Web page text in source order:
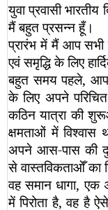
युवा प्रवासी
मैं बहुत प्रसन्न हूँ।
प्रारंभ में मैं आप सभी
एवं समृद्धि के लिए
बहुत समय पहले,
के लिए अपने
कठिन यात्रा की
क्षमताओं में
अपने आस-पास की
से वास्तविकताओँ का
वह समान धागा,
में पिरोता है, वह है